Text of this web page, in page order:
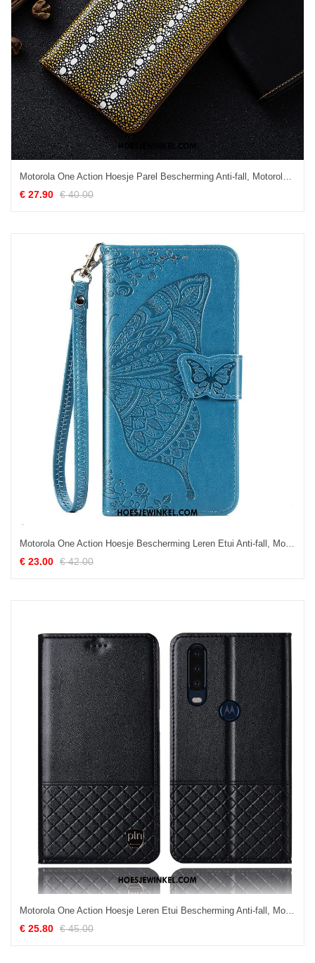
Motorola One Action Hoesje Parel Bescherming Anti-fall, Motorola One Action Hoesje Hoes Geel
€ 27.90 € 40.00
Motorola One Action Hoesje Bescherming Leren Etui Anti-fall, Motorola One Action Hoesje Mobiele Telefoon Blauw
€ 23.00 € 42.00
Motorola One Action Hoesje Leren Etui Bescherming Anti-fall, Motorola One Action Hoesje Zwart Mobiele Telefoon
€ 25.80 € 45.00